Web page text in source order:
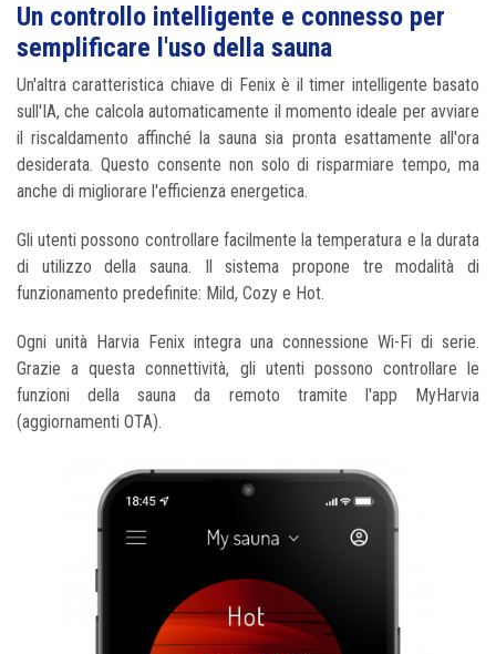
Un controllo intelligente e connesso per
semplificare l'uso della sauna
Un'altra caratteristica chiave di Fenix è il timer intelligente basato
sull'IA, che calcola automaticamente il momento ideale per avviare
il riscaldamento affinché la sauna sia pronta esattamente all'ora
desiderata. Questo consente non solo di risparmiare tempo, ma
anche di migliorare l'efficienza energetica.
Gli utenti possono controllare facilmente la temperatura e la durata
di utilizzo della sauna. Il sistema propone tre modalità di
funzionamento predefinite: Mild, Cozy e Hot.
Ogni unità Harvia Fenix integra una connessione Wi-Fi di serie.
Grazie a questa connettività, gli utenti possono controllare le
funzioni della sauna da remoto tramite l'app MyHarvia
(aggiornamenti OTA).